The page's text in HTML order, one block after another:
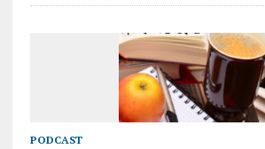
PODCAST